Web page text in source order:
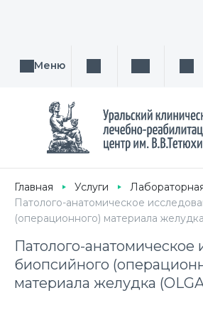
Меню Поиск услуги,Написать нам
Главная Услуги
Патолого-анатомическое
(операционного) материала
Патолого-анатомическое
биопсийного
материала желудка